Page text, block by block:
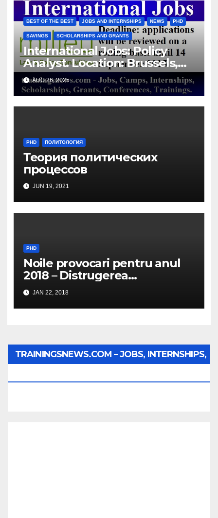
BEST OF THE BEST JOBS AND INTERNSHIPS NEWS PHD
SAVINGS SCHOLARSHIPS AND GRANTS
International Jobs: Policy
Analyst. Location: Brussels,
Belgium/ Milieu Consulting
SRL
AUG 26, 2025
PHD ПОЛИТОЛОГИЯ
Теория политических
процессов
JUN 19, 2021
PHD
Noile provocari pentru anul
2018 – Distrugerea
structurilor EUro-Atlanti…
JAN 22, 2018
TRAININGSNEWS.COM – JOBS, INTERNSHIPS,